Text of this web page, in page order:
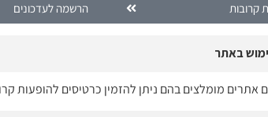
קרובות הרשמה לעדכונים
באתר
אתרים מומלצים בהם ניתן להזמין כרטיסים להופעות